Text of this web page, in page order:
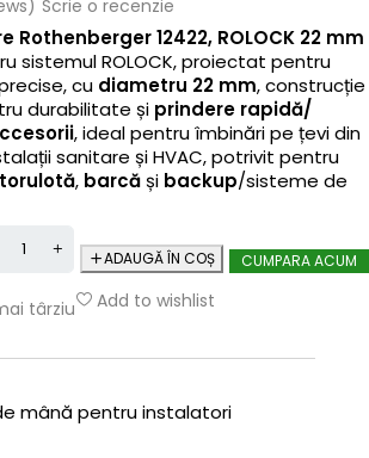
Scrie o recenzie
Rothenberger 12422, ROLOCK 22 mm
sistemul ROLOCK, proiectat pentru
cu diametru 22 mm, construcție
durabilitate și prindere rapidă/
, ideal pentru îmbinări pe țevi din
sanitare și HVAC, potrivit pentru
, barcăși backup/sisteme de
ADAUGĂ ÎN COȘ CUMPARA ACUM
târziu
Add to wishlist
mână pentru instalatori